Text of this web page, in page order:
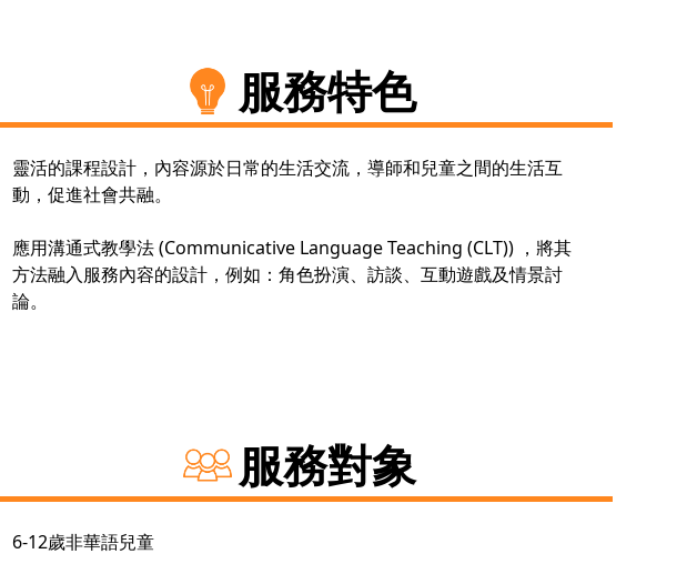
服務特色
靈活的課程設計，內容源於日常的生活交流，導師和兒童之間的生活互
動，促進社會共融。
應用溝通式教學法 (Communicative Language Teaching (CLT)) ，將其
方法融入服務內容的設計，例如：角色扮演、訪談、互動遊戲及情景討
論。
服務對象
6-12歲非華語兒童